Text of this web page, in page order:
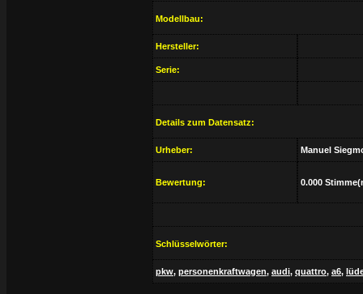
Modellbau:
Hersteller:
Serie:
Details zum Datensatz:
Urheber: Manuel
Bewertung: 0.000
Schlüsselwörter:
pkw, personenkraftwagen, audi, quattro, a6,